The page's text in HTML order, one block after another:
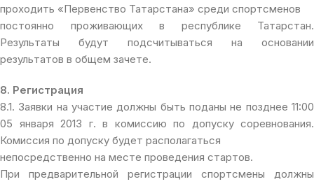
проходить «Первенство Татарстана» среди спортсменов
постоянно проживающих в республике Татарстан.
Результаты будут подсчитываться на основании
результатов в общем зачете.
8. Регистрация
8.1. Заявки на участие должны быть поданы не позднее 11:00
05 января 2013 г. в комиссию по допуску соревнования.
Комиссия по допуску будет располагаться
непосредственно на месте проведения стартов.
При предварительной регистрации спортсмены должны